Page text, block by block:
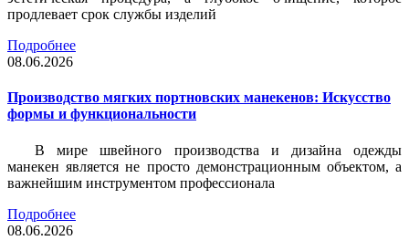
продлевает срок службы изделий
Подробнее
08.06.2026
Производство мягких портновских манекенов: Искусство
формы и функциональности
В мире швейного производства и дизайна одежды
манекен является не просто демонстрационным объектом, а
важнейшим инструментом профессионала
Подробнее
08.06.2026